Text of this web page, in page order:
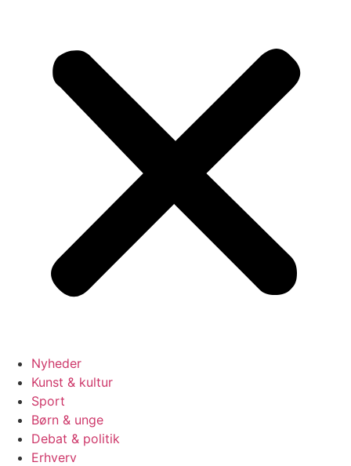
Nyheder
Kunst & kultur
Sport
Børn & unge
Debat & politik
Erhverv